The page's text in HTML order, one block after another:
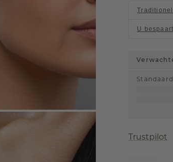
U bespaart
Standaard
Trustpilot